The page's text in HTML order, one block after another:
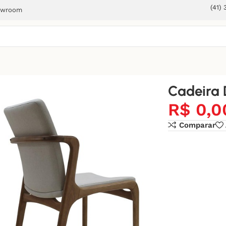
(41)
Cadeira
R$
Comparar